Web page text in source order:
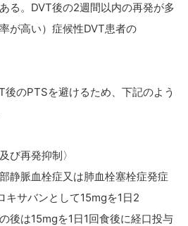
る。DVT後の2週間以内の再発が多
が高い）症候性DVT患者の
のPTSを避けるため、下記のよう
び再発抑制〉
静脈血栓症又は肺血栓塞栓症発症
キサバンとして15mgを1日2
後は15mgを1日1回食後に経口投与